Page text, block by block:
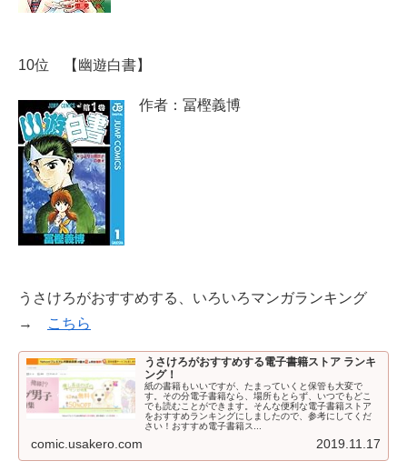
10位 【幽遊白書】
作者：冨樫義博
うさけろがおすすめする、いろいろマンガランキング
→
こちら
うさけろがおすすめする電子書籍ストア ランキ
ング！
紙の書籍もいいですが、たまっていくと保管も大変で
す。その分電子書籍なら、場所もとらず、いつでもどこ
でも読むことができます。そんな便利な電子書籍ストア
をおすすめランキングにしましたので、参考にしてくだ
さい！おすすめ電子書籍ス...
comic.usakero.com 2019.11.17